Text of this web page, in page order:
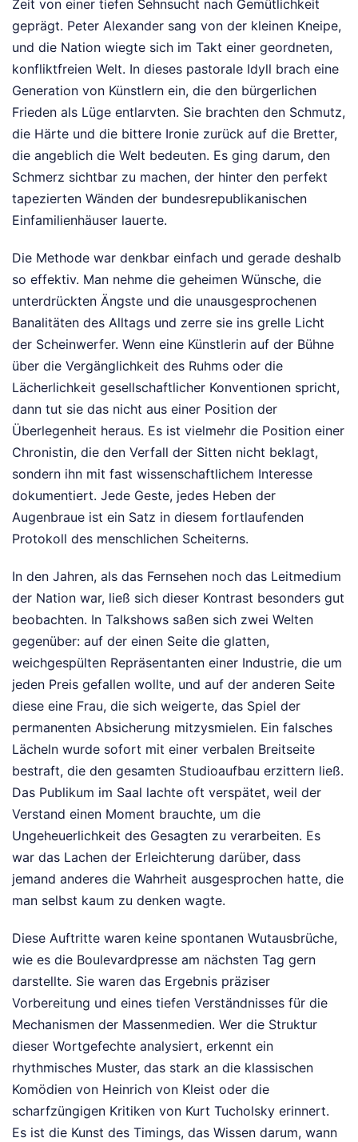
Zeit von einer tiefen Sehnsucht nach Gemütlichkeit
geprägt. Peter Alexander sang von der kleinen Kneipe,
und die Nation wiegte sich im Takt einer geordneten,
konfliktfreien Welt. In dieses pastorale Idyll brach eine
Generation von Künstlern ein, die den bürgerlichen
Frieden als Lüge entlarvten. Sie brachten den Schmutz,
die Härte und die bittere Ironie zurück auf die Bretter,
die angeblich die Welt bedeuten. Es ging darum, den
Schmerz sichtbar zu machen, der hinter den perfekt
tapezierten Wänden der bundesrepublikanischen
Einfamilienhäuser lauerte.
Die Methode war denkbar einfach und gerade deshalb
so effektiv. Man nehme die geheimen Wünsche, die
unterdrückten Ängste und die unausgesprochenen
Banalitäten des Alltags und zerre sie ins grelle Licht
der Scheinwerfer. Wenn eine Künstlerin auf der Bühne
über die Vergänglichkeit des Ruhms oder die
Lächerlichkeit gesellschaftlicher Konventionen spricht,
dann tut sie das nicht aus einer Position der
Überlegenheit heraus. Es ist vielmehr die Position einer
Chronistin, die den Verfall der Sitten nicht beklagt,
sondern ihn mit fast wissenschaftlichem Interesse
dokumentiert. Jede Geste, jedes Heben der
Augenbraue ist ein Satz in diesem fortlaufenden
Protokoll des menschlichen Scheiterns.
In den Jahren, als das Fernsehen noch das Leitmedium
der Nation war, ließ sich dieser Kontrast besonders gut
beobachten. In Talkshows saßen sich zwei Welten
gegenüber: auf der einen Seite die glatten,
weichgespülten Repräsentanten einer Industrie, die um
jeden Preis gefallen wollte, und auf der anderen Seite
diese eine Frau, die sich weigerte, das Spiel der
permanenten Absicherung mitzysmielen. Ein falsches
Lächeln wurde sofort mit einer verbalen Breitseite
bestraft, die den gesamten Studioaufbau erzittern ließ.
Das Publikum im Saal lachte oft verspätet, weil der
Verstand einen Moment brauchte, um die
Ungeheuerlichkeit des Gesagten zu verarbeiten. Es
war das Lachen der Erleichterung darüber, dass
jemand anderes die Wahrheit ausgesprochen hatte, die
man selbst kaum zu denken wagte.
Diese Auftritte waren keine spontanen Wutausbrüche,
wie es die Boulevardpresse am nächsten Tag gern
darstellte. Sie waren das Ergebnis präziser
Vorbereitung und eines tiefen Verständnisses für die
Mechanismen der Massenmedien. Wer die Struktur
dieser Wortgefechte analysiert, erkennt ein
rhythmisches Muster, das stark an die klassischen
Komödien von Heinrich von Kleist oder die
scharfzüngigen Kritiken von Kurt Tucholsky erinnert.
Es ist die Kunst des Timings, das Wissen darum, wann